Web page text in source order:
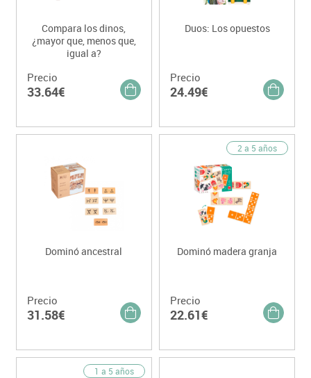
Compara los dinos,
¿mayor que, menos que,
igual a?
Precio
33.64€
Duos: Los opuestos
Precio
24.49€
Dominó ancestral
Precio
31.58€
2 a 5 años
Dominó madera granja
Precio
22.61€
1 a 5 años